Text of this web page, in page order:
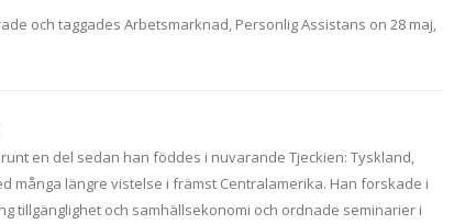
och taggades Arbetsmarknad, Personlig Assistans on 28 maj,
en del sedan han föddes i nuvarande Tjeckien: Tyskland,
många längre vistelse i främst Centralamerika. Han forskade i
tillgänglighet och samhällsekonomi och ordnade seminarier i